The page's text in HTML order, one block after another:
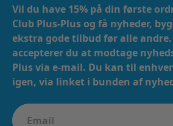
Vil du have 15% på din første
Club Plus-Plus og få nyheder,
ekstra gode tilbud før alle
accepterer du at modtage
Plus via e-mail. ​​ Du kan til
igen, via linket i bunden af